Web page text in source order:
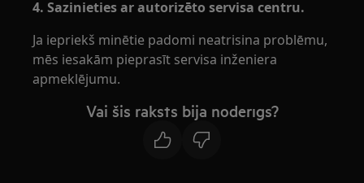
4. Sazinieties ar autorizēto servisa centru.
Ja iepriekš minētie padomi neatrisina problēmu,
mēs iesakām pieprasīt servisa inženiera
apmeklējumu.
Vai šis raksts bija noderīgs?